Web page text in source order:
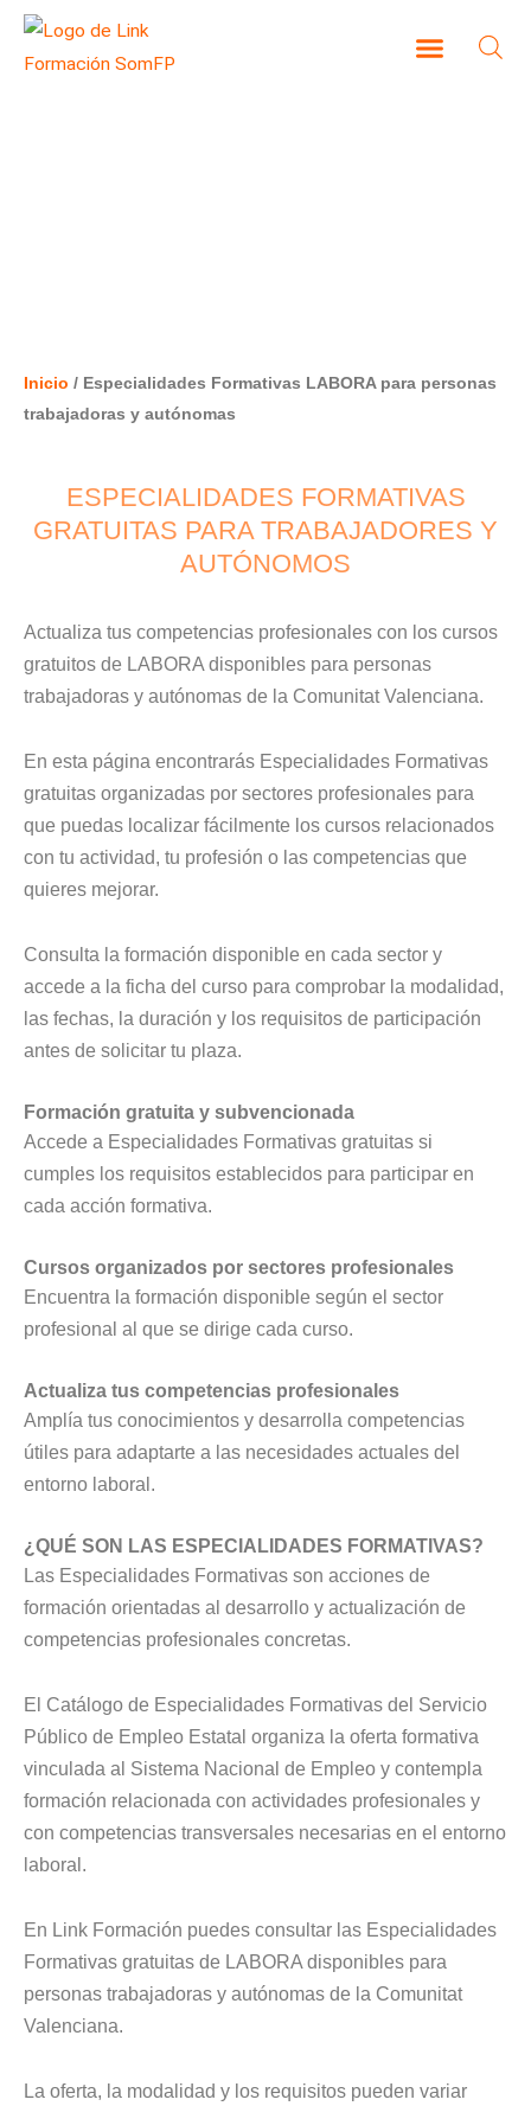
Inicio / Especialidades Formativas LABORA para personas
trabajadoras y autónomas
ESPECIALIDADES FORMATIVAS
GRATUITAS PARA TRABAJADORES Y
AUTÓNOMOS
Actualiza tus competencias profesionales con los cursos
gratuitos de LABORA disponibles para personas
trabajadoras y autónomas de la Comunitat Valenciana.
En esta página encontrarás Especialidades Formativas
gratuitas organizadas por sectores profesionales para
que puedas localizar fácilmente los cursos relacionados
con tu actividad, tu profesión o las competencias que
quieres mejorar.
Consulta la formación disponible en cada sector y
accede a la ficha del curso para comprobar la modalidad,
las fechas, la duración y los requisitos de participación
antes de solicitar tu plaza.
Formación gratuita y subvencionada
Accede a Especialidades Formativas gratuitas si
cumples los requisitos establecidos para participar en
cada acción formativa.
Cursos organizados por sectores profesionales
Encuentra la formación disponible según el sector
profesional al que se dirige cada curso.
Actualiza tus competencias profesionales
Amplía tus conocimientos y desarrolla competencias
útiles para adaptarte a las necesidades actuales del
entorno laboral.
¿QUÉ SON LAS ESPECIALIDADES FORMATIVAS?
Las Especialidades Formativas son acciones de
formación orientadas al desarrollo y actualización de
competencias profesionales concretas.
El Catálogo de Especialidades Formativas del Servicio
Público de Empleo Estatal organiza la oferta formativa
vinculada al Sistema Nacional de Empleo y contempla
formación relacionada con actividades profesionales y
con competencias transversales necesarias en el entorno
laboral.
En Link Formación puedes consultar las Especialidades
Formativas gratuitas de LABORA disponibles para
personas trabajadoras y autónomas de la Comunitat
Valenciana.
La oferta, la modalidad y los requisitos pueden variar